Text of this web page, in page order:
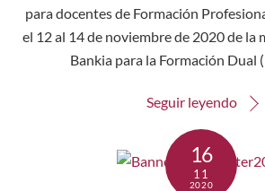
para docentes de Formación
el 12 al 14 de noviembre de 2020 de la
Bankia para la Formación Dual
Seguir leyendo
16
11
2020